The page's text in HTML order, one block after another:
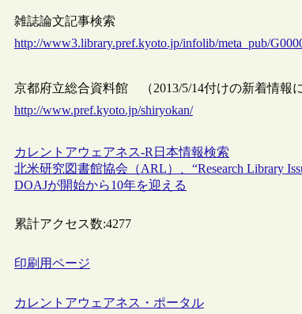
雑誌論文記事検索
http://www3.library.pref.kyoto.jp/infolib/meta_pub/
京都府立総合資料館 （2013/5/14付けの新着情報
http://www.pref.kyoto.jp/shiryokan/
カレントアウェアネス-R 日本情報検索
北米研究図書館協会（ARL）、“Research Library
DOAJが開始から10年を迎える
累計アクセス数:4277
印刷用ページ
カレントアウェアネス・ポータル